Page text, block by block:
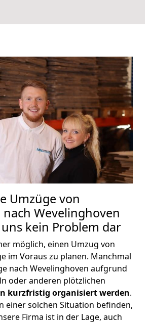
Umzüge von
Wevelinghoven
kein Problem dar
möglich, einen Umzug von
im Voraus zu planen. Manchmal
nach Wevelinghoven aufgrund
oder anderen plötzlichen
kurzfristig organisiert werden.
einer solchen Situation befinden,
Firma ist in der Lage, auch